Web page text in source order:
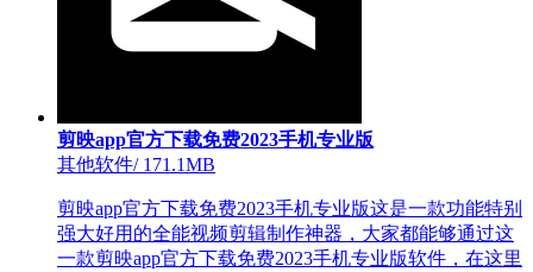
剪映app官方下载免费2023手机专业版
其他软件/171.1MB
剪映app官方下载免费2023手机专业版这是一款功能特别
强大好用的全能视频剪辑制作神器，大家都能够通过这
一款剪映app官方下载免费2023手机专业版软件，在这里